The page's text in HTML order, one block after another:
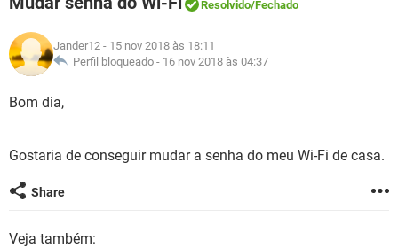
INSTAGRAM GMAIL
GUIA DE COMPRAS
INSTAGRAM GMAIL
GUIA DE COMPRAS
JOGOS WHATSAPP
CELULAR
OUTLOOK EXCEL
INSTAGRAM
JOGOS WHATSAPP
CELULAR
OUTLOOK
GLOSSÁRIO
JOGOS
OUTLOOK EXCEL
INSTAGRAM
Resolvido/Fechado
Jander12 - 15 nov 2018 às 18:11
Perfil bloqueado - 16 nov 2018 às 04:37
Bom dia,
Gostaria de conseguir mudar a senha do meu Wi-Fi de casa.
Share
Veja também: